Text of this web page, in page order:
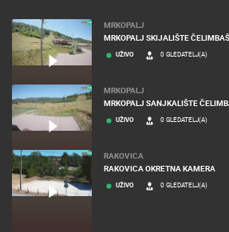
MRKOPALJ
MRKOPALJ SKIJALIŠTE
UŽIVO 0 GLEDATELJ(A)
MRKOPALJ
MRKOPALJ SANJKALIŠTE
UŽIVO 0 GLEDATELJ(A)
RAKOVICA
RAKOVICA OKRETNA KAMERA
UŽIVO 0 GLEDATELJ(A)